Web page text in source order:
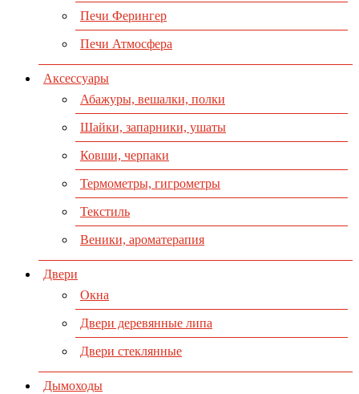
Печи Ферингер
Печи Атмосфера
Аксессуары
Абажуры, вешалки, полки
Шайки, запарники, ушаты
Ковши, черпаки
Термометры, гигрометры
Текстиль
Веники, ароматерапия
Двери
Окна
Двери деревянные липа
Двери стеклянные
Дымоходы